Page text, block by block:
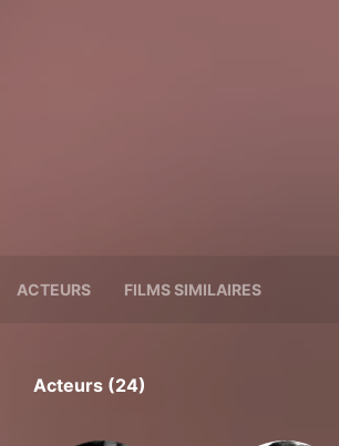
ACTEURS FILMS SIMILAIRES
Acteurs (24)